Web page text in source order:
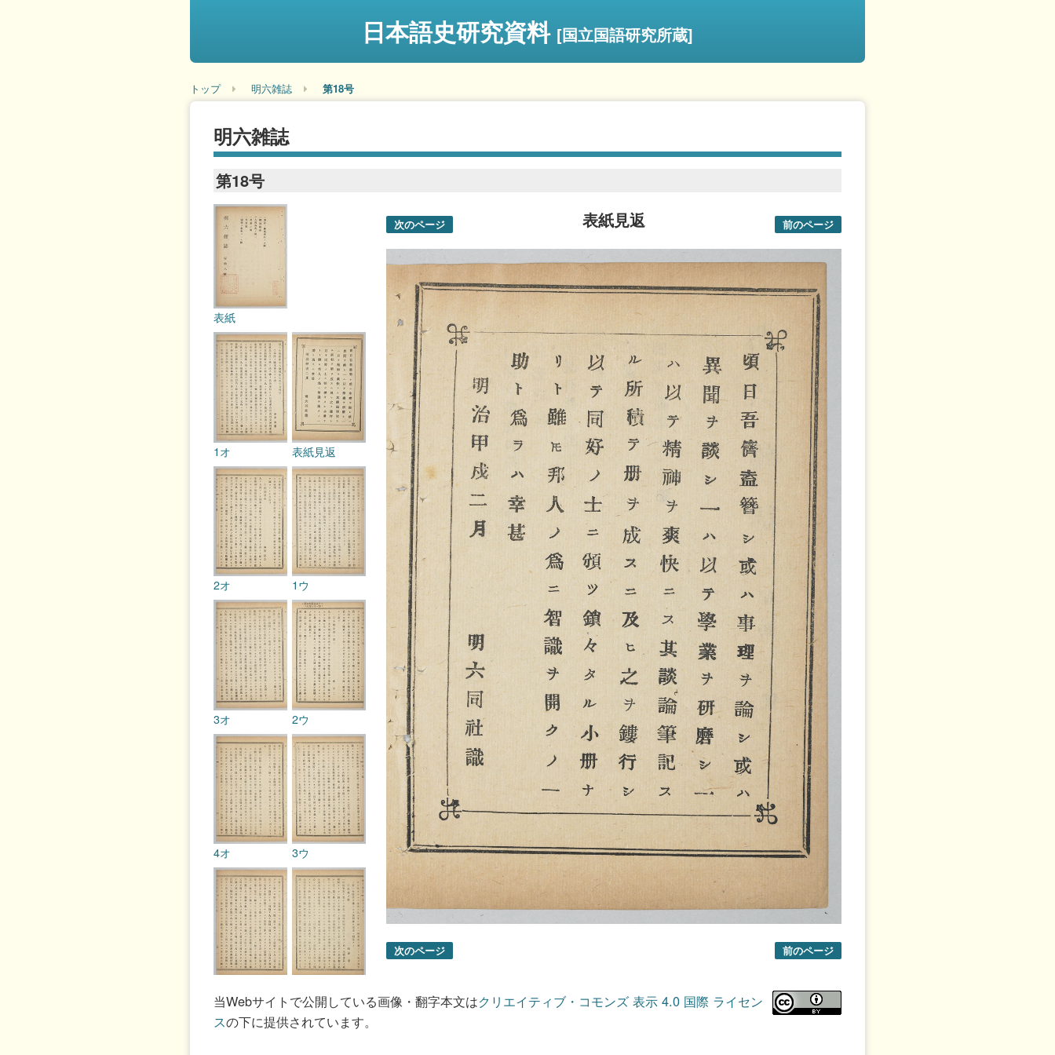
日本語史研究資料 [国立国語研究所蔵]
トップ 明六雑誌 第18号
明六雑誌
第18号
表紙見返
次のページ 前のページ
次のページ 前のページ
表紙
表紙見返
1オ
1ウ
2オ
2ウ
3オ
3ウ
4オ
当Webサイトで公開している画像・翻字本文はクリエイティブ・コモンズ 表示 4.0 国際 ライセン
スの下に提供されています。